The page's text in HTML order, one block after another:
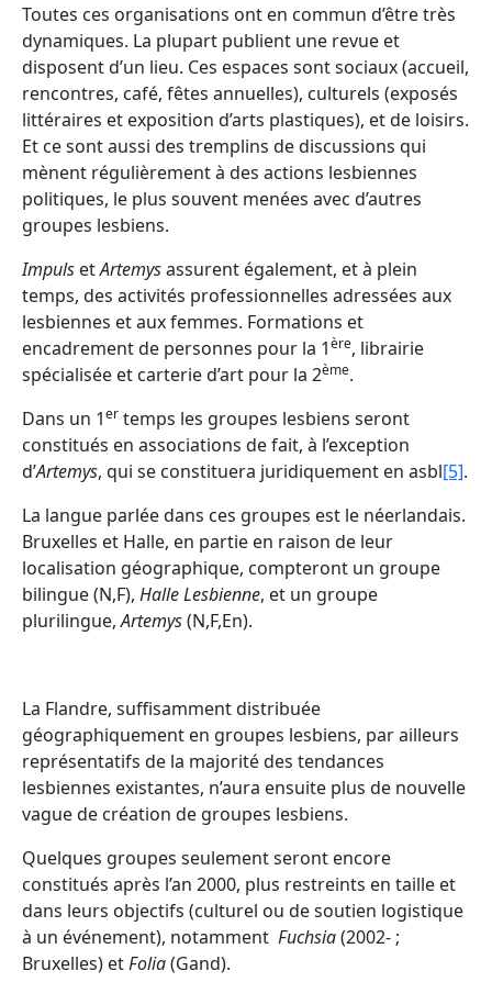
Toutes ces organisations ont en commun d’être très
dynamiques. La plupart publient une revue et
disposent d’un lieu. Ces espaces sont sociaux (accueil,
rencontres, café, fêtes annuelles), culturels (exposés
littéraires et exposition d’arts plastiques), et de loisirs.
Et ce sont aussi des tremplins de discussions qui
mènent régulièrement à des actions lesbiennes
politiques, le plus souvent menées avec d’autres
groupes lesbiens.
Impuls etArtemysassurent également, et à plein
temps, des activités professionnelles adressées aux
lesbiennes et aux femmes. Formations et
encadrement de personnes pour la 1ère, librairie
spécialisée et carterie d’art pour la 2ème.
Dans un 1er temps les groupes lesbiens seront
constitués en associations de fait, à l’exception
d’Artemys, qui se constituera juridiquement en asbl[5].
La langue parlée dans ces groupes est le néerlandais.
Bruxelles et Halle, en partie en raison de leur
localisation géographique, compteront un groupe
bilingue (N,F), Halle Lesbienne, et un groupe
plurilingue,Artemys(N,F,En).
La Flandre, suffisamment distribuée
géographiquement en groupes lesbiens, par ailleurs
représentatifs de la majorité des tendances
lesbiennes existantes, n’aura ensuite plus de nouvelle
vague de création de groupes lesbiens.
Quelques groupes seulement seront encore
constitués après l’an 2000, plus restreints en taille et
dans leurs objectifs (culturel ou de soutien logistique
à un événement), notamment Fuchsia(2002- ;
Bruxelles) etFolia(Gand).